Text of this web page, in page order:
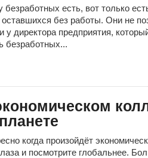
безработных есть, вот только
без работы. Они не
у директора предприятия,
безработных...
когда произойдёт
и посмотрите глобальнее.